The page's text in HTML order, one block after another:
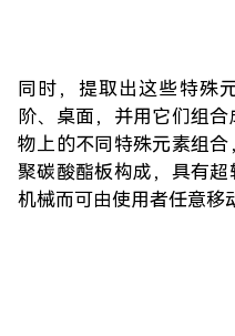
同时，提取出这些特
阶、桌面，并用它们组
物上的不同特殊元素组
聚碳酸酯板构成，具有
机械而可由使用者任意移